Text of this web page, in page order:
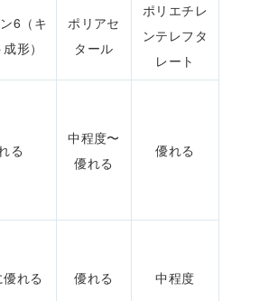
6（キ
形）
ポリアセ
タール
ポリエチレ
ンテレフタ
レート
る
中程度〜
優れる
優れる
れる 優れる 中程度